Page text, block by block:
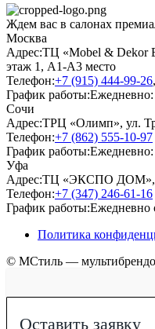
Ждем вас в салонах
Москва
Адрес:ТЦ «Mobel & Dekor
этаж 1, А1-А3 место
Телефон:+7 (915) 444-99-26,
График работы:Ежедневно:
Сочи
Адрес:ТРЦ «Олимп», ул.
Телефон:+7 (862) 555-10-97
График работы:Ежедневно:
Уфа
Адрес:ТЦ «ЭКСПО ДОМ»,
Телефон:+7 (347) 246-61-16
График работы:Ежедневно
Политика
© МСтиль —
Оставить заявку